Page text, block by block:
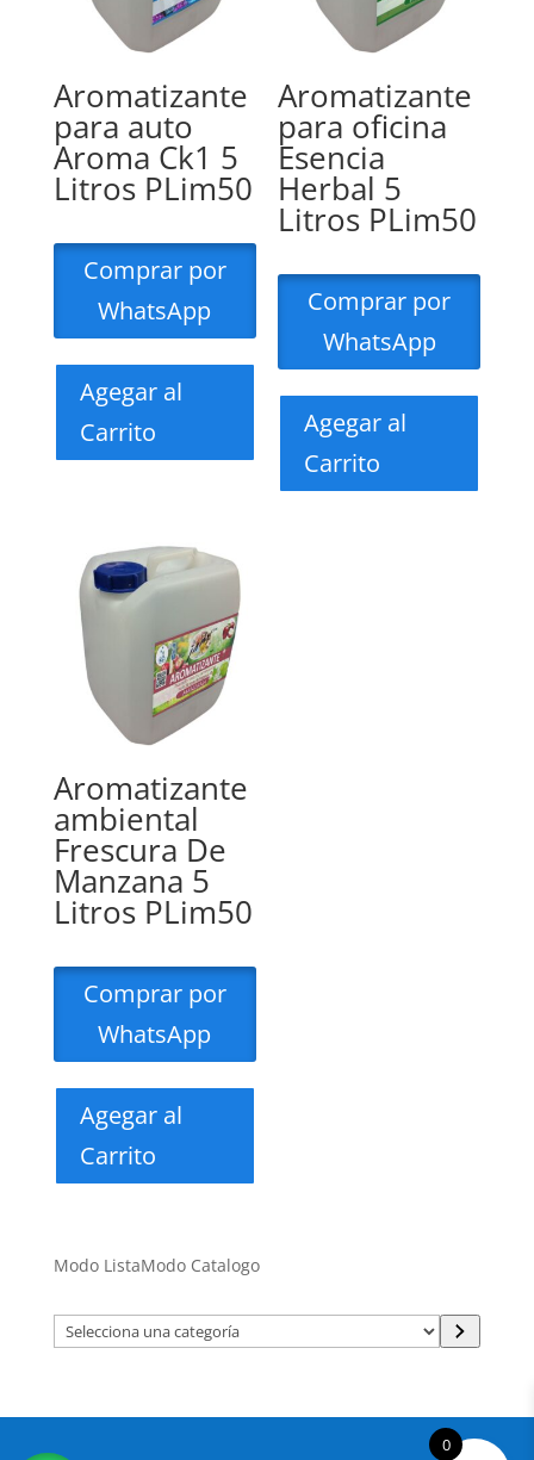
Aromatizante
para auto
Aroma Ck1 5
Litros PLim50
Comprar por
WhatsApp
Agegar al
Carrito
Aromatizante
para oficina
Esencia
Herbal 5
Litros PLim50
Comprar por
WhatsApp
Agegar al
Carrito
Aromatizante
ambiental
Frescura De
Manzana 5
Litros PLim50
Comprar por
WhatsApp
Agegar al
Carrito
Modo ListaModo Catalogo
Selecciona
una
0